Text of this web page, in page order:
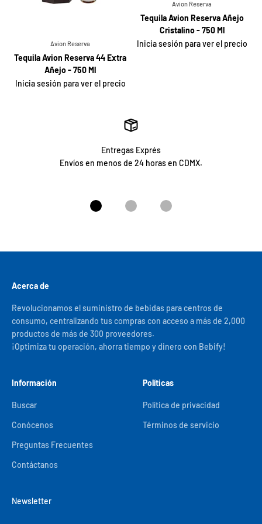
Avion Reserva
Tequila Avion Reserva 44 Extra
Añejo - 750 Ml
Inicia sesión para ver el precio
Avion Reserva
Tequila Avion Reserva Añejo
Cristalino - 750 Ml
Inicia sesión para ver el precio
Entregas Exprés
Envíos en menos de 24 horas en CDMX.
Ir al artículo 1Ir al artículo 2Ir al artículo 3
Acerca de
Revolucionamos el suministro de bebidas para centros de
consumo, centralizando tus compras con acceso a más de 2,000
productos de más de 300 proveedores.
¡Optimiza tu operación, ahorra tiempo y dinero con Bebify!
Información
Buscar
Conócenos
Preguntas Frecuentes
Contáctanos
Políticas
Política de privacidad
Términos de servicio
Newsletter